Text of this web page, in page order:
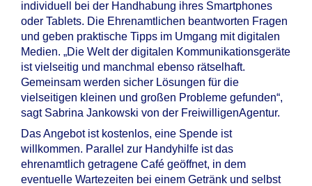
individuell bei der Handhabung ihres Smartphones
oder Tablets. Die Ehrenamtlichen beantworten Fragen
und geben praktische Tipps im Umgang mit digitalen
Medien. „Die Welt der digitalen Kommunikationsgeräte
ist vielseitig und manchmal ebenso rätselhaft.
Gemeinsam werden sicher Lösungen für die
vielseitigen kleinen und großen Probleme gefunden“,
sagt Sabrina Jankowski von der FreiwilligenAgentur.
Das Angebot ist kostenlos, eine Spende ist
willkommen. Parallel zur Handyhilfe ist das
ehrenamtlich getragene Café geöffnet, in dem
eventuelle Wartezeiten bei einem Getränk und selbst